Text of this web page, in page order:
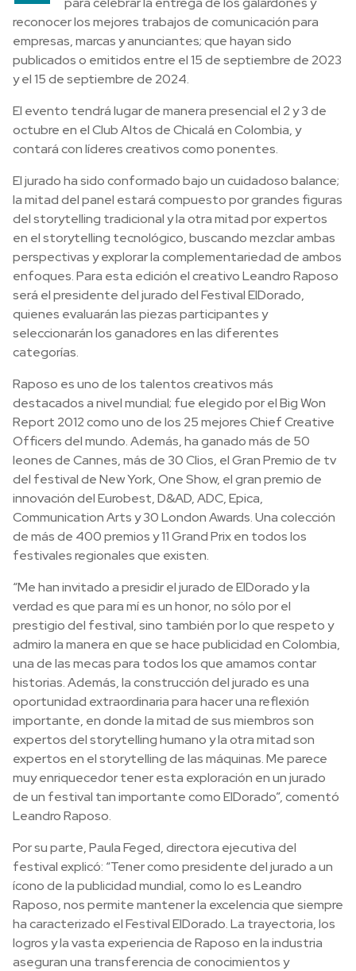
reconocer los mejores trabajos de comunicación para
empresas, marcas y anunciantes; que hayan sido
publicados o emitidos entre el 15 de septiembre de 2023
y el 15 de septiembre de 2024.
El evento tendrá lugar de manera presencial el 2 y 3 de
octubre en el Club Altos de Chicalá en Colombia, y
contará con líderes creativos como ponentes.
El jurado ha sido conformado bajo un cuidadoso balance;
la mitad del panel estará compuesto por grandes figuras
del storytelling tradicional y la otra mitad por expertos
en el storytelling tecnológico, buscando mezclar ambas
perspectivas y explorar la complementariedad de ambos
enfoques. Para esta edición el creativo Leandro Raposo
será el presidente del jurado del Festival ElDorado,
quienes evaluarán las piezas participantes y
seleccionarán los ganadores en las diferentes
categorías.
Raposo es uno de los talentos creativos más
destacados a nivel mundial; fue elegido por el Big Won
Report 2012 como uno de los 25 mejores Chief Creative
Officers del mundo. Además, ha ganado más de 50
leones de Cannes, más de 30 Clios, el Gran Premio de tv
del festival de New York, One Show, el gran premio de
innovación del Eurobest, D&AD, ADC, Epica,
Communication Arts y 30 London Awards. Una colección
de más de 400 premios y 11 Grand Prix en todos los
festivales regionales que existen.
“Me han invitado a presidir el jurado de ElDorado y la
verdad es que para mí es un honor, no sólo por el
prestigio del festival, sino también por lo que respeto y
admiro la manera en que se hace publicidad en Colombia,
una de las mecas para todos los que amamos contar
historias. Además, la construcción del jurado es una
oportunidad extraordinaria para hacer una reflexión
importante, en donde la mitad de sus miembros son
expertos del storytelling humano y la otra mitad son
expertos en el storytelling de las máquinas. Me parece
muy enriquecedor tener esta exploración en un jurado
de un festival tan importante como ElDorado”, comentó
Leandro Raposo.
Por su parte, Paula Feged, directora ejecutiva del
festival explicó: “Tener como presidente del jurado a un
ícono de la publicidad mundial, como lo es Leandro
Raposo, nos permite mantener la excelencia que siempre
ha caracterizado el Festival ElDorado. La trayectoria, los
logros y la vasta experiencia de Raposo en la industria
aseguran una transferencia de conocimientos y